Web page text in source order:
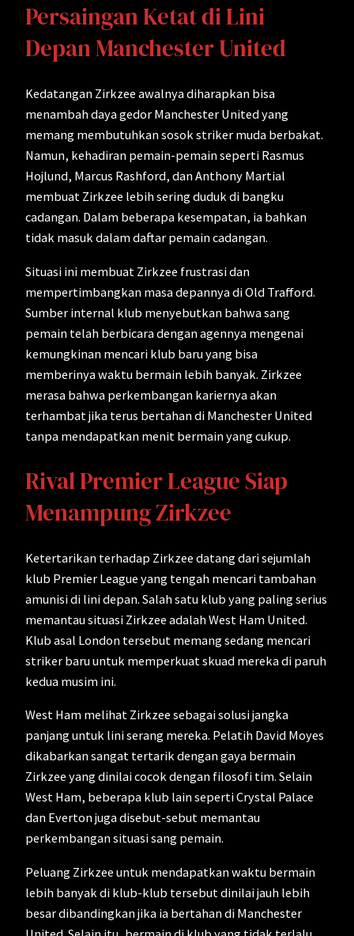
Persaingan Ketat di Lini
Depan Manchester United
Kedatangan Zirkzee awalnya diharapkan bisa
menambah daya gedor Manchester United yang
memang membutuhkan sosok striker muda berbakat.
Namun, kehadiran pemain-pemain seperti Rasmus
Hojlund, Marcus Rashford, dan Anthony Martial
membuat Zirkzee lebih sering duduk di bangku
cadangan. Dalam beberapa kesempatan, ia bahkan
tidak masuk dalam daftar pemain cadangan.
Situasi ini membuat Zirkzee frustrasi dan
mempertimbangkan masa depannya di Old Trafford.
Sumber internal klub menyebutkan bahwa sang
pemain telah berbicara dengan agennya mengenai
kemungkinan mencari klub baru yang bisa
memberinya waktu bermain lebih banyak. Zirkzee
merasa bahwa perkembangan kariernya akan
terhambat jika terus bertahan di Manchester United
tanpa mendapatkan menit bermain yang cukup.
Rival Premier League Siap
Menampung Zirkzee
Ketertarikan terhadap Zirkzee datang dari sejumlah
klub Premier League yang tengah mencari tambahan
amunisi di lini depan. Salah satu klub yang paling serius
memantau situasi Zirkzee adalah West Ham United.
Klub asal London tersebut memang sedang mencari
striker baru untuk memperkuat skuad mereka di paruh
kedua musim ini.
West Ham melihat Zirkzee sebagai solusi jangka
panjang untuk lini serang mereka. Pelatih David Moyes
dikabarkan sangat tertarik dengan gaya bermain
Zirkzee yang dinilai cocok dengan filosofi tim. Selain
West Ham, beberapa klub lain seperti Crystal Palace
dan Everton juga disebut-sebut memantau
perkembangan situasi sang pemain.
Peluang Zirkzee untuk mendapatkan waktu bermain
lebih banyak di klub-klub tersebut dinilai jauh lebih
besar dibandingkan jika ia bertahan di Manchester